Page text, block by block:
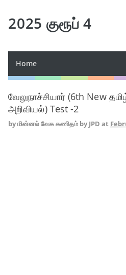
2025 குரூப் 4
Home
வேலுநாச்சியார் (6th New
அறிவியல்) Test -2
byமின்னல் வேக கணிதம் by JPD at